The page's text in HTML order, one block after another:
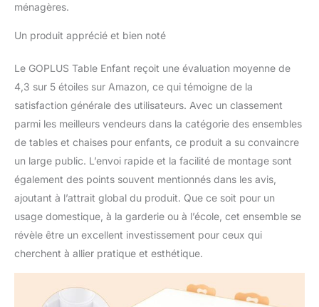
Comprend un manuel
terminer l'installation. De
même, vous pouvez
compléter ce jeu
d'assemblage créatif
avec vos petits.
ménagères.
Un produit apprécié et bien noté
Le GOPLUS Table Enfant reçoit une évaluation moyenne de
4,3 sur 5 étoiles sur Amazon, ce qui témoigne de la
satisfaction générale des utilisateurs. Avec un classement
parmi les meilleurs vendeurs dans la catégorie des ensembles
de tables et chaises pour enfants, ce produit a su convaincre
un large public. L’envoi rapide et la facilité de montage sont
également des points souvent mentionnés dans les avis,
ajoutant à l’attrait global du produit. Que ce soit pour un
usage domestique, à la garderie ou à l’école, cet ensemble se
révèle être un excellent investissement pour ceux qui
cherchent à allier pratique et esthétique.